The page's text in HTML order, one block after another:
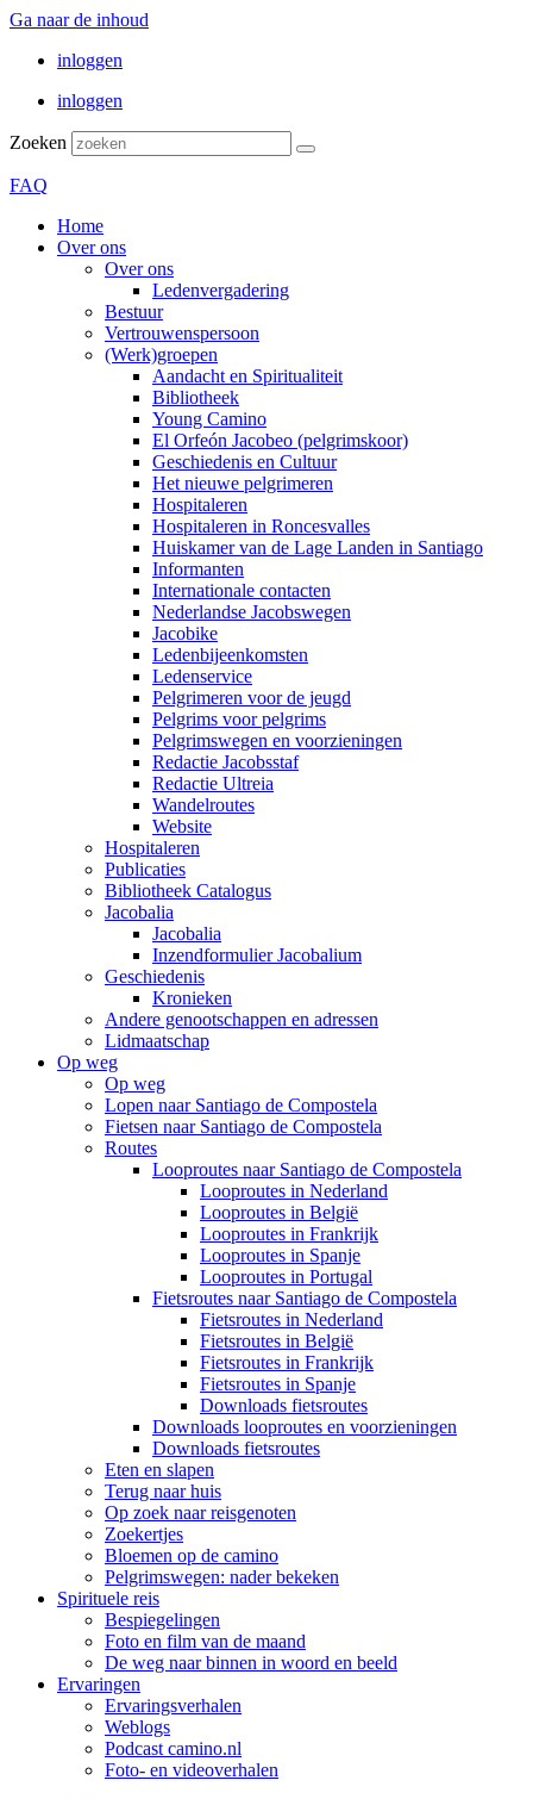
Ga naar de inhoud
inloggen
inloggen
Zoeken
FAQ
Home
Over ons
Over ons
Ledenvergadering
Bestuur
Vertrouwenspersoon
(Werk)groepen
Aandacht en Spiritualiteit
Bibliotheek
Young Camino
El Orfeón Jacobeo (pelgrimskoor)
Geschiedenis en Cultuur
Het nieuwe pelgrimeren
Hospitaleren
Hospitaleren in Roncesvalles
Huiskamer van de Lage Landen in Santiago
Informanten
Internationale contacten
Nederlandse Jacobswegen
Jacobike
Ledenbijeenkomsten
Ledenservice
Pelgrimeren voor de jeugd
Pelgrims voor pelgrims
Pelgrimswegen en voorzieningen
Redactie Jacobsstaf
Redactie Ultreia
Wandelroutes
Website
Hospitaleren
Publicaties
Bibliotheek Catalogus
Jacobalia
Jacobalia
Inzendformulier Jacobalium
Geschiedenis
Kronieken
Andere genootschappen en adressen
Lidmaatschap
Op weg
Op weg
Lopen naar Santiago de Compostela
Fietsen naar Santiago de Compostela
Routes
Looproutes naar Santiago de Compostela
Looproutes in Nederland
Looproutes in België
Looproutes in Frankrijk
Looproutes in Spanje
Looproutes in Portugal
Fietsroutes naar Santiago de Compostela
Fietsroutes in Nederland
Fietsroutes in België
Fietsroutes in Frankrijk
Fietsroutes in Spanje
Downloads fietsroutes
Downloads looproutes en voorzieningen
Downloads fietsroutes
Eten en slapen
Terug naar huis
Op zoek naar reisgenoten
Zoekertjes
Bloemen op de camino
Pelgrimswegen: nader bekeken
Spirituele reis
Bespiegelingen
Foto en film van de maand
De weg naar binnen in woord en beeld
Ervaringen
Ervaringsverhalen
Weblogs
Podcast camino.nl
Foto- en videoverhalen